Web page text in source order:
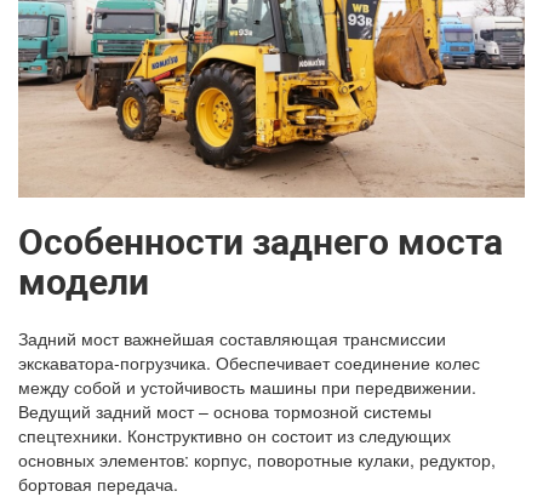
Особенности заднего моста
модели
Задний мост важнейшая составляющая трансмиссии
экскаватора-погрузчика. Обеспечивает соединение колес
между собой и устойчивость машины при передвижении.
Ведущий задний мост – основа тормозной системы
спецтехники. Конструктивно он состоит из следующих
основных элементов: корпус, поворотные кулаки, редуктор,
бортовая передача.